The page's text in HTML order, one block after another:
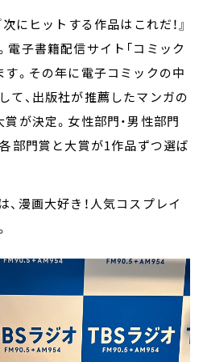
次にヒットする作品はこれだ！』
電子書籍配信サイト「コミック
す。その年に電子コミックの中
て、出版社が推薦したマンガの
が決定。女性部門・男性部門
部門賞と大賞が1作品ずつ選ば
漫画大好き！人気コスプレイ